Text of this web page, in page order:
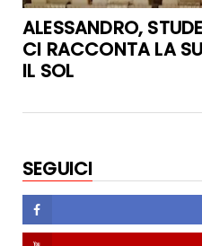
ALESSANDRO,
CI RACCONTA LA
IL SOL
SEGUICI